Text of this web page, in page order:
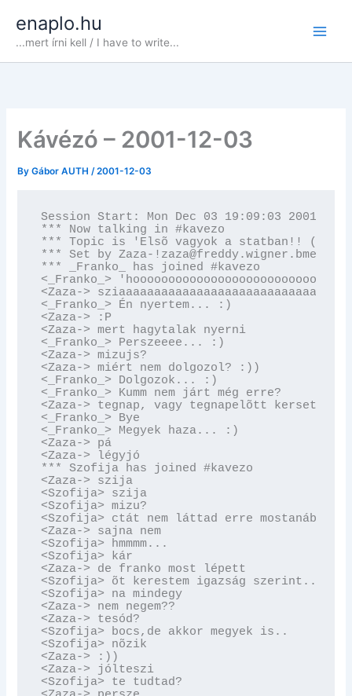
content
enaplo.hu
...mert írni kell / I have to write...
Kávézó – 2001-12-03
ByGábor AUTH/2001-12-03
Session Start: Mon Dec 03 19:09:03 2001
*** Now talking in #kavezo
*** Topic is 'Elsõ vagyok a statban!! (ha
*** Set by Zaza-!zaza@freddy.wigner.bme.hu
*** _Franko_ has joined #kavezo
<_Franko_>
<Zaza-> sziaaaaaaaaaaaaaaaaaaaaaaaaaaaaaaaaa
<_Franko_> Én nyertem... :)
<Zaza-> :P
<Zaza-> mert hagytalak nyerni
<_Franko_> Perszeeee... :)
<Zaza-> mizujs?
<Zaza-> miért nem dolgozol? :))
<_Franko_> Dolgozok... :)
<_Franko_> Kumm nem járt még erre?
<Zaza-> tegnap, vagy tegnapelõtt kersett
<_Franko_> Bye
<_Franko_> Megyek haza... :)
<Zaza-> pá
<Zaza-> légyjó
*** Szofija has joined #kavezo
<Zaza-> szija
<Szofija> szija
<Szofija> mizu?
<Szofija> ctát nem láttad erre mostanában?
<Zaza-> sajna nem
<Szofija> hmmmm...
<Szofija> kár
<Zaza-> de franko most lépett
<Szofija> õt kerestem igazság szerint...
<Szofija> na mindegy
<Zaza-> nem negem??
<Zaza-> tesód?
<Szofija> bocs,de akkor megyek is..
<Szofija> nõzik
<Zaza-> :))
<Zaza-> jólteszi
<Szofija> te tudtad?